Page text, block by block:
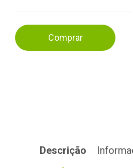
Comprar
Descrição